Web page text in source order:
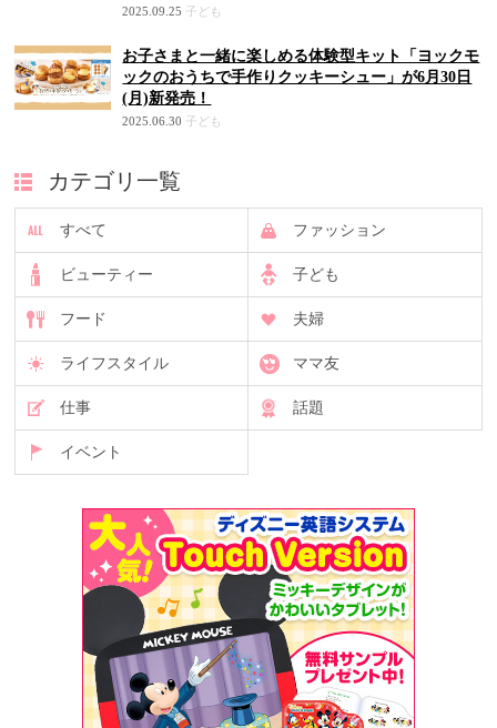
2025.09.25 子ども
お子さまと一緒に楽しめる体験型キット「ヨックモ
ックのおうちで手作りクッキーシュー」が6月30日
(月)新発売！
2025.06.30 子ども
カテゴリ一覧
すべて ファッション
ビューティー 子ども
フード 夫婦
ライフスタイル ママ友
仕事 話題
イベント